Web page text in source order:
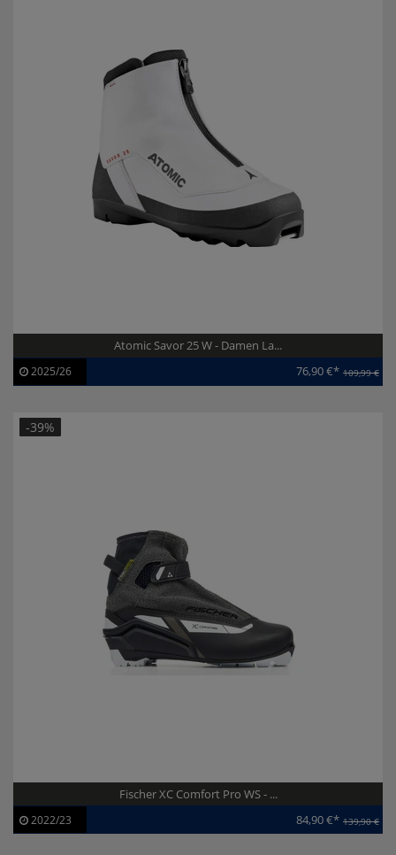
Atomic Savor 25 W - Damen La...
Artikel-ID:
113308
2025/26 76,90 €* 109,99 €
-39%
Fischer XC Comfort Pro WS - ...
2022/23 84,90 €* 139,90 €